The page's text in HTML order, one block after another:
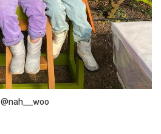
@nah__woo